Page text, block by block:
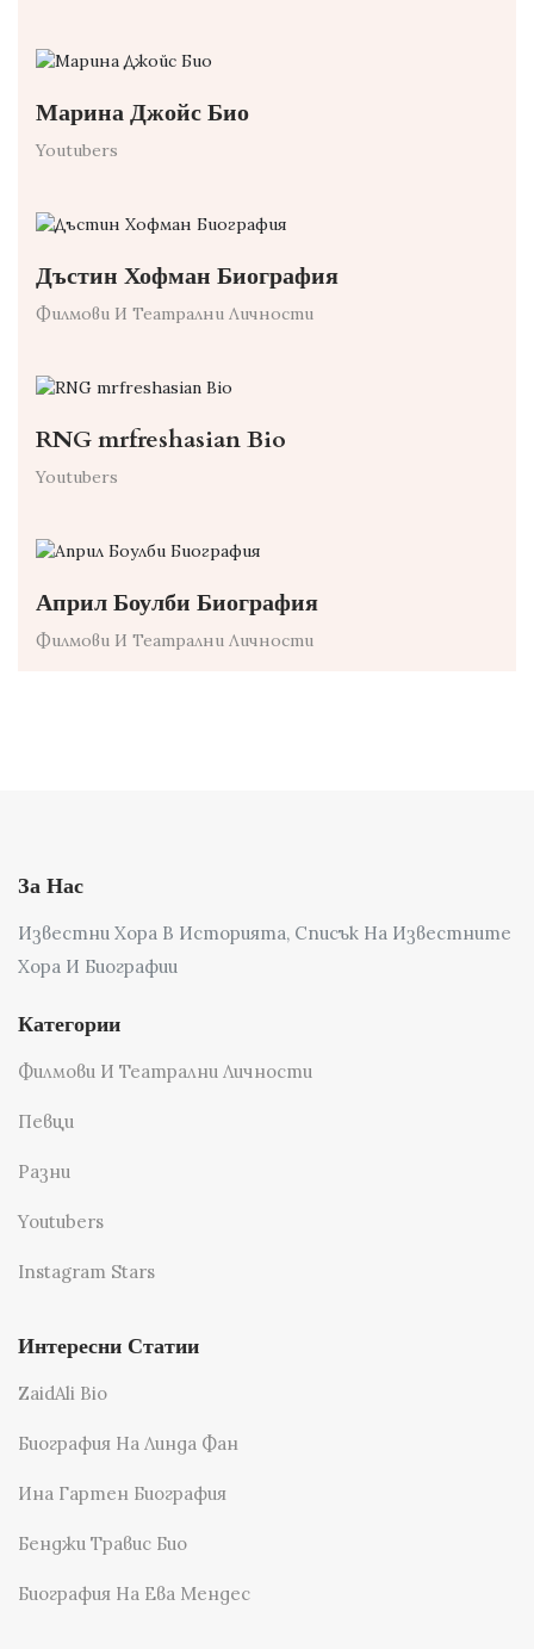
Марина Джойс Био
Youtubers
Дъстин Хофман Биография
Филмови И Театрални Личности
RNG mrfreshasian Bio
Youtubers
Април Боулби Биография
Филмови И Театрални Личности
За Нас
Известни Хора В Историята, Списък На Известните
Хора И Биографии
Категории
Филмови И Театрални Личности
Певци
Разни
Youtubers
Instagram Stars
Интересни Статии
ZaidAli Bio
Биография На Линда Фан
Ина Гартен Биография
Бенджи Травис Био
Биография На Ева Мендес